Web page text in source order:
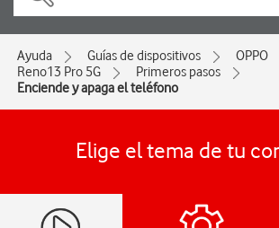
Ayuda Guías de dispositivos
OPPO
Reno13 Pro 5G
Primeros pasos
Enciende y apaga el teléfono
Elige el tema de tu